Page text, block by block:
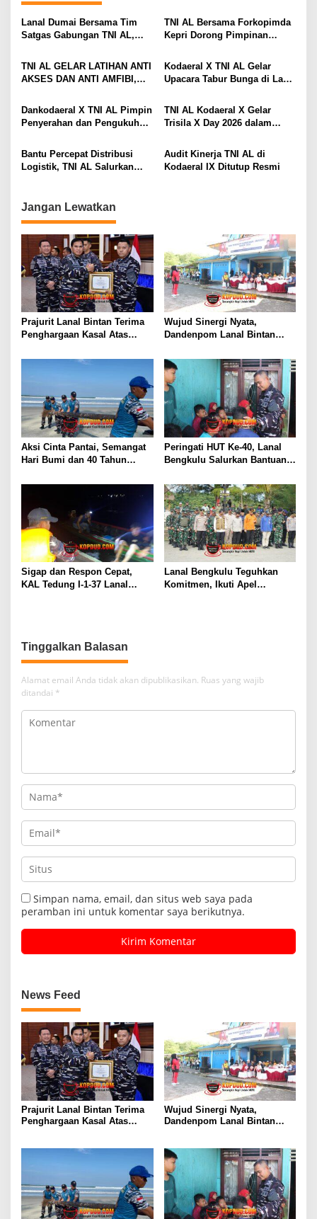
s
i
o
Lanal Dumai Bersama Tim
Satgas Gabungan TNI AL,
Penyelundupan 200 Ton
Arang Bakau di Perairan
Kepulauan Meranti
TNI AL Bersama Forkopimda
Kepri Dorong Pimpinan
Pembayaran Zakat
TNI AL GELAR LATIHAN ANTI
AKSES DAN ANTI AMFIBI,
TANGKAPAN TIMAH DAN
LOGAM TANAH JARANG
SENILAI RP 173,6 MILYAR
Kodaeral X TNI AL Gelar
Upacara Tabur Bunga di Laut
Samudera 2026
Dankodaeral X TNI AL Pimpin
Penyerahan dan Pengukuhan
Lingkungan Kodaeral X
TNI AL Kodaeral X Gelar
Trisila X Day 2026 dalam
Samudera
Bantu Percepat Distribusi
Logistik, TNI AL Salurkan
Aceh
Audit Kinerja TNI AL di
Kodaeral IX Ditutup Resmi
Jangan Lewatkan
Prajurit Lanal Bintan Terima
Penghargaan Kasal Atas
Penyelundupan Narkotika
Wujud Sinergi Nyata,
Dandenpom Lanal Bintan
2026 di Tanjungpinang
Aksi Cinta Pantai, Semangat
Hari Bumi dan 40 Tahun
Peringati HUT Ke-40, Lanal
Bengkulu Salurkan Bantuan
Sigap dan Respon Cepat,
KAL Tedung I-1-37 Lanal
Lanal Bengkulu Teguhkan
Komitmen, Ikuti Apel
Tinggalkan Balasan
Alamat email Anda tidak akan dipublikasikan. Ruas yang wajib
ditandai *
Simpan nama, email, dan situs web saya pada
peramban ini untuk komentar saya berikutnya.
News Feed
Prajurit Lanal Bintan Terima
Penghargaan Kasal Atas
Wujud Sinergi Nyata,
Dandenpom Lanal Bintan